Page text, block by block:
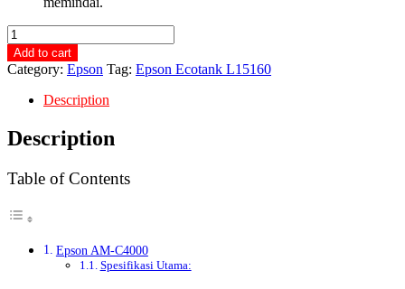
Epson
AM-
C4000
quantity
Add to cart
Category: Epson Tag: Epson Ecotank L15160
Description
Description
Table of Contents
Epson AM-C4000
Spesifikasi Utama: